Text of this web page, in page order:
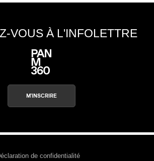
VOUS À L'INFOLETTRE
M'INSCRIRE
de confidentialité